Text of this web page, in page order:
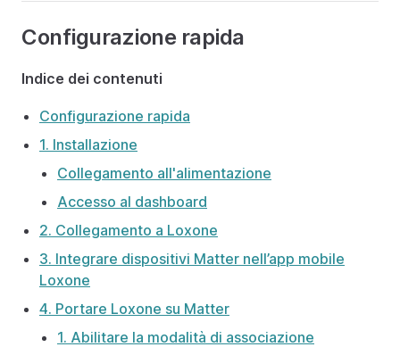
Configurazione rapida
Indice dei contenuti
Configurazione rapida
1. Installazione
Collegamento all'alimentazione
Accesso al dashboard
2. Collegamento a Loxone
3. Integrare dispositivi Matter nell’app mobile
Loxone
4. Portare Loxone su Matter
1. Abilitare la modalità di associazione